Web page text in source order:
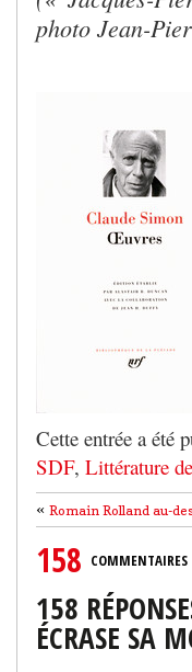
photo Jean-
Cette entrée a été
SDF, Littérature
« Romain Rolland au-
158 COMMENTAIRES
158
ÉCRASE SA